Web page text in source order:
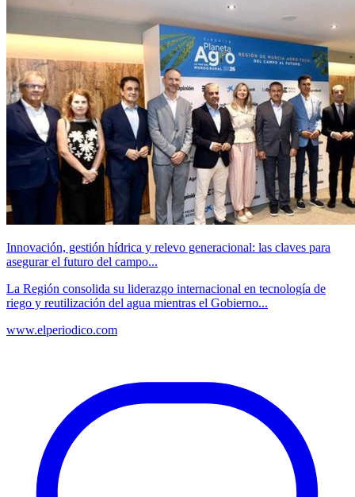
Innovación, gestión hídrica y relevo generacional: las claves para
asegurar el futuro del campo...
La Región consolida su liderazgo internacional en tecnología de
riego y reutilización del agua mientras el Gobierno...
www.elperiodico.com